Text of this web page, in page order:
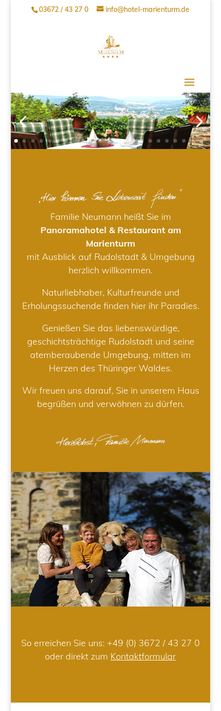
03672 / 43 27 0 info@hotel-marienturm.de
Familie Neumann heißt Sie im
Panoramahotel & Restaurant am
Marienturm
mit Ausblick auf Rudolstadt & Umgebung
herzlich willkommen.
Naturliebhaber, Kulturfreunde und
Erholungssuchende finden hier ihr Paradies.
Genießen Sie das liebenswürdige,
geschichtsträchtige Rudolstadt und seine
atemberaubende Umgebung, mitten im
Herzen des Thüringer Waldes.
Wir freuen uns darauf, Sie in unserem Haus
begrüßen und verwöhnen zu dürfen.
So erreichen Sie uns: +49 (0) 3672 / 43 27 0
oder direkt zum Kontaktformular